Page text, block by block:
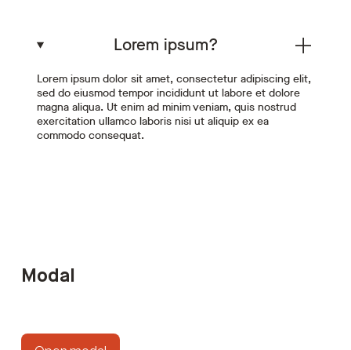
Lorem ipsum?
Lorem ipsum dolor sit amet, consectetur adipiscing elit,
sed do eiusmod tempor incididunt ut labore et dolore
magna aliqua. Ut enim ad minim veniam, quis nostrud
exercitation ullamco laboris nisi ut aliquip ex ea
commodo consequat.
Modal